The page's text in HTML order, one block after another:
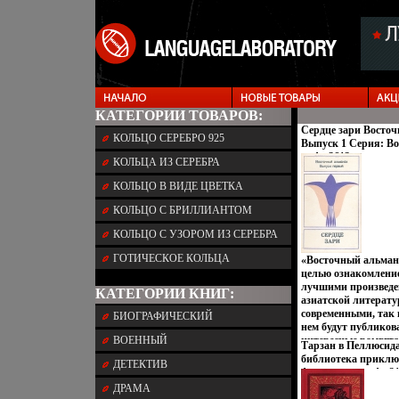
КАТЕГОРИИ ТОВАРОВ:
КОЛЬЦО СЕРЕБРО 925
КОЛЬЦА ИЗ СЕРЕБРА
КОЛЬЦО В ВИДЕ ЦВЕТКА
КОЛЬЦО С БРИЛЛИАНТОМ
КОЛЬЦО С УЗОРОМ ИЗ СЕРЕБРА
ГОТИЧЕСКОЕ КОЛЬЦА
КАТЕГОРИИ КНИГ:
БИОГРАФИЧЕСКИЙ
ВОЕННЫЙ
ДЕТЕКТИВ
ДРАМА
Сердце зари
Выпуск 1 Серия:
инфо 3612o.
«Восточный
целью
лучшими
азиатской
современными, так
нем будут
интересные
рассказы, стихи,
общего характера
«Альманаха»
Тарзан в
библиотека
фантастики инфо